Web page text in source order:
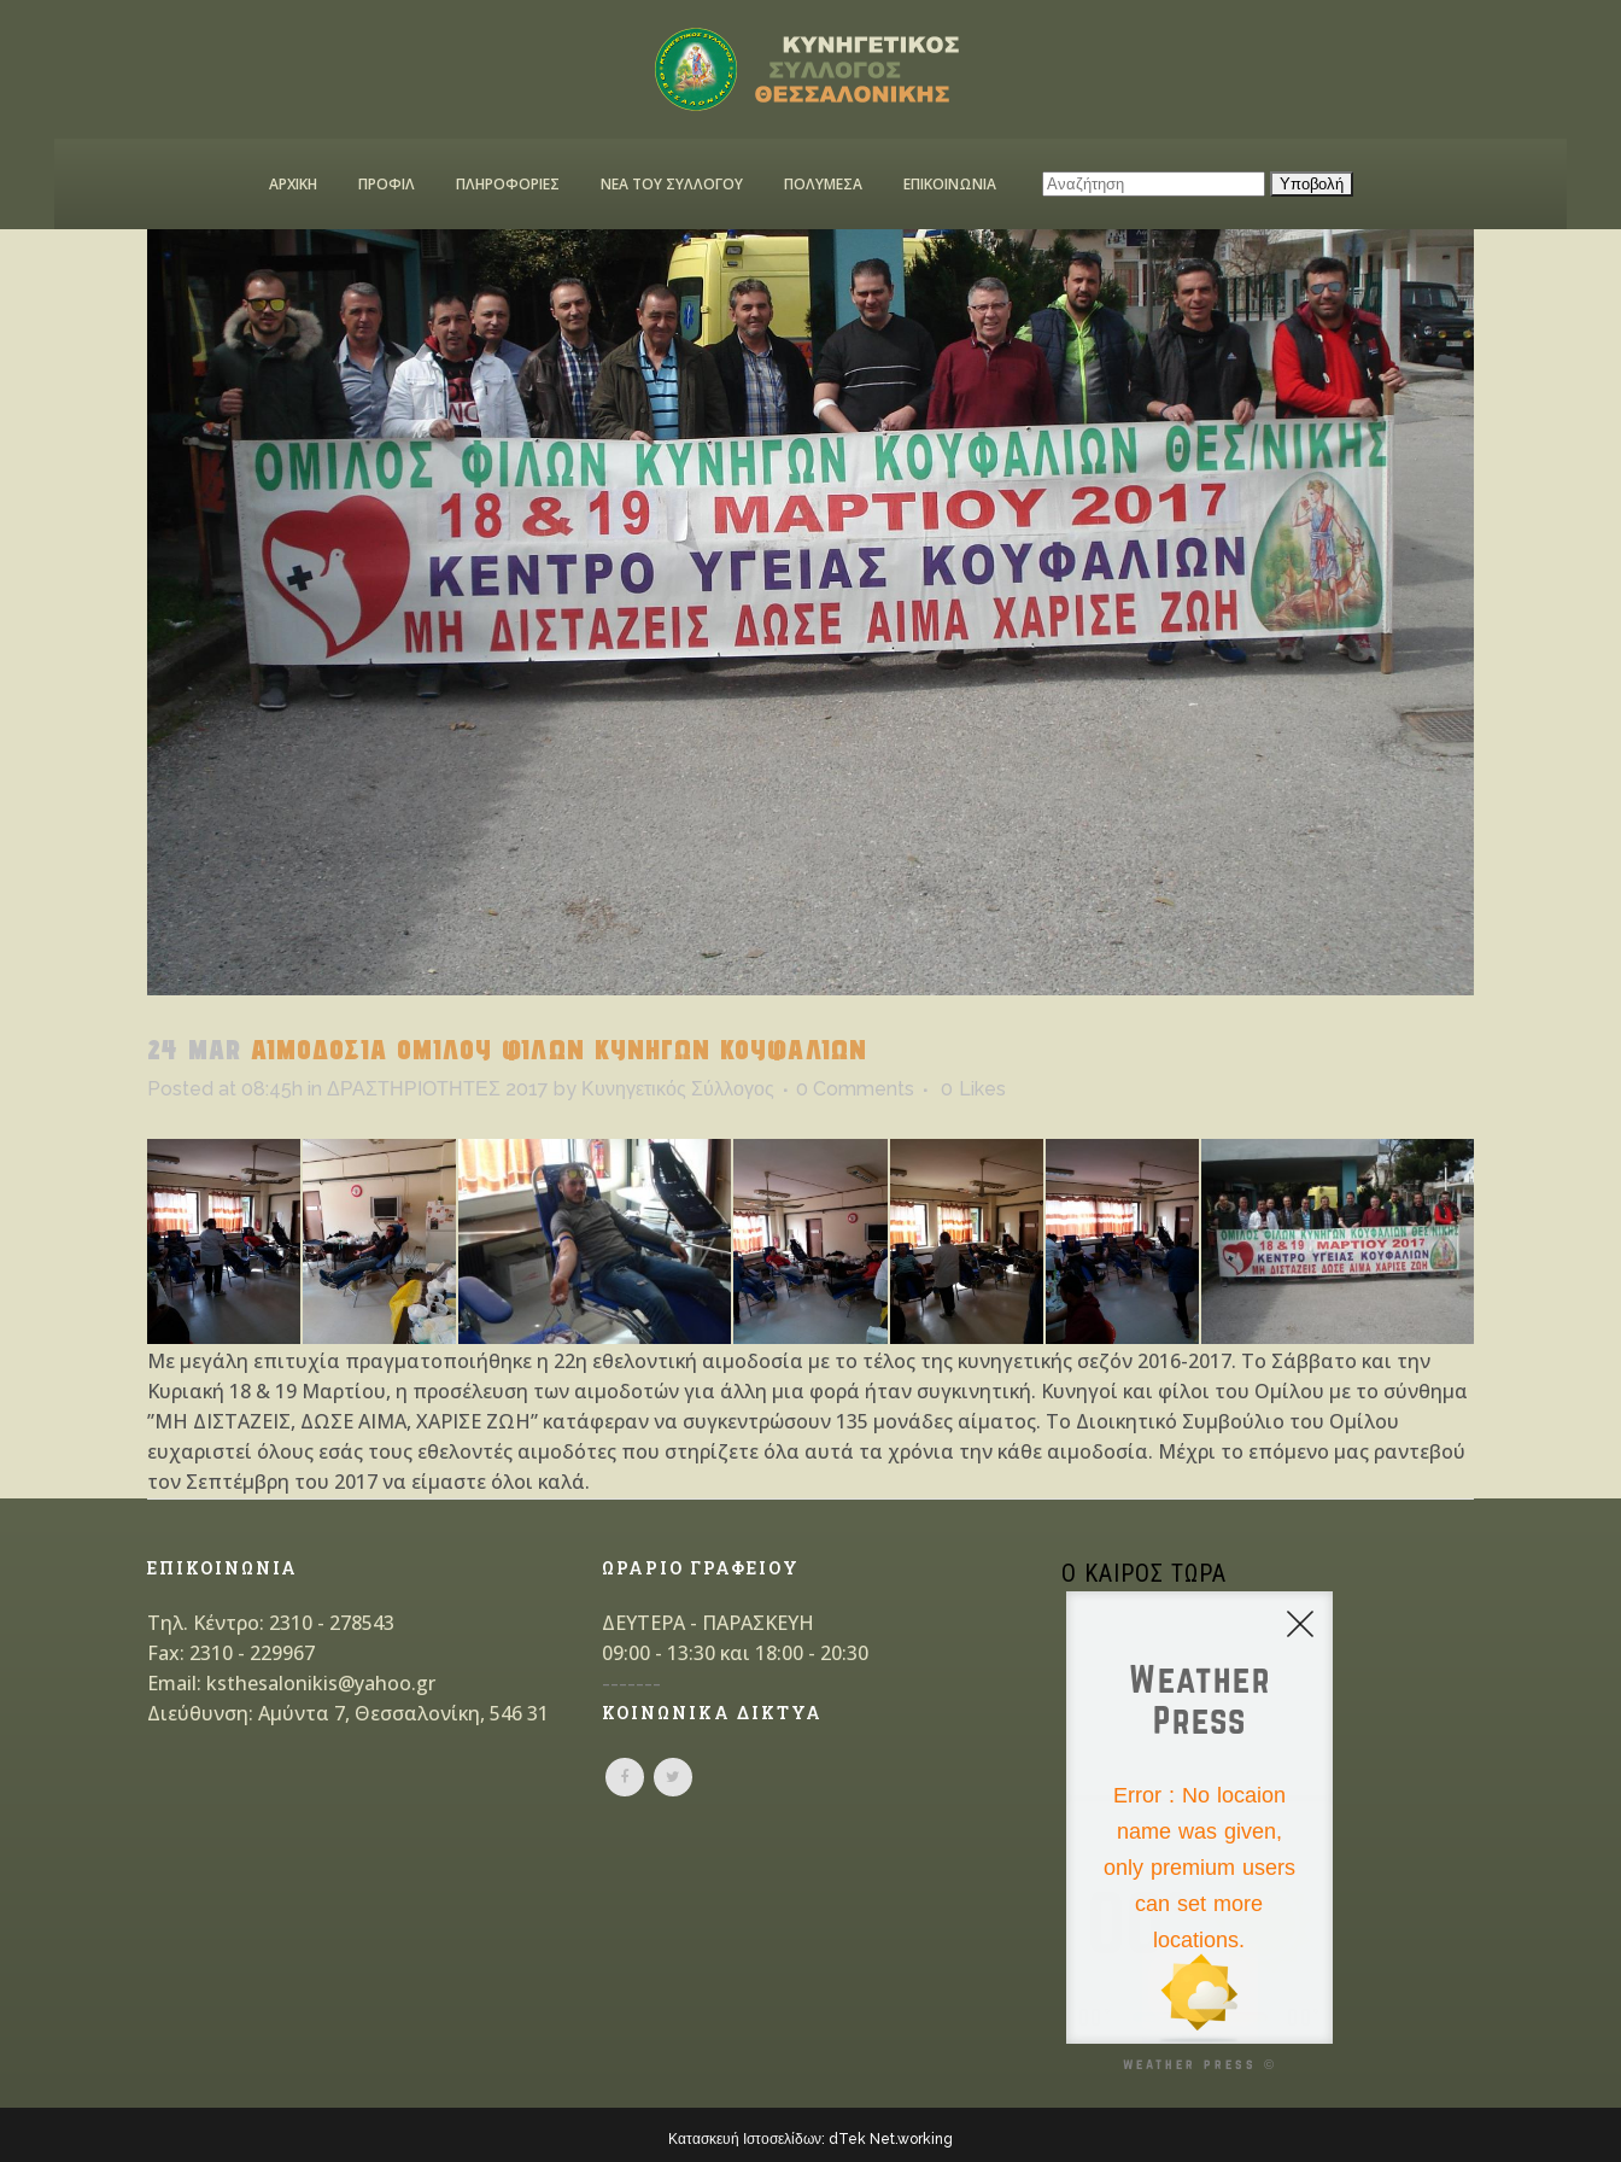
ΑΡΧΙΚΗ ΠΡΟΦΙΛ ΠΛΗΡΟΦΟΡΙΕΣ ΝΕΑ ΤΟΥ ΣΥΛΛΟΓΟΥ ΠΟΛΥΜΕΣΑ ΕΠΙΚΟΙΝΩΝΙΑ
24 MAR ΑΙΜΟΔΟΣΙΑ ΟΜΙΛΟΥ ΦΙΛΩΝ ΚΥΝΗΓΩΝ ΚΟΥΦΑΛΙΩΝ
Posted at 08:45h in ΔΡΑΣΤΗΡΙΟΤΗΤΕΣ 2017 by Κυνηγετικός Σύλλογος 0 Comments 0 Likes
Με μεγάλη επιτυχία πραγματοποιήθηκε η 22η εθελοντική αιμοδοσία με τo τέλος της κυνηγετικής σεζόν 2016-2017. Το Σάββατο και την
Κυριακή 18 & 19 Μαρτίου, η προσέλευση των αιμοδοτών για άλλη μια φορά ήταν συγκινητική. Κυνηγοί και φίλοι του Ομίλου με το σύνθημα
”ΜΗ ΔΙΣΤΑΖΕΙΣ, ΔΩΣΕ ΑΙΜΑ, ΧΑΡΙΣΕ ΖΩΗ” κατάφεραν να συγκεντρώσουν 135 μονάδες αίματος. Το Διοικητικό Συμβούλιο του Ομίλου
ευχαριστεί όλους εσάς τους εθελοντές αιμοδότες που στηρίζετε όλα αυτά τα χρόνια την κάθε αιμοδοσία. Μέχρι το επόμενο μας ραντεβού
τον Σεπτέμβρη του 2017 να είμαστε όλοι καλά.
ΕΠΙΚΟΙΝΩΝΙΑ
Τηλ. Κέντρο: 2310 - 278543
Fax: 2310 - 229967
Email: ksthesalonikis@yahoo.gr
Διεύθυνση: Αμύντα 7, Θεσσαλονίκη, 546 31
ΩΡΑΡΙΟ ΓΡΑΦΕΙΟΥ
ΔΕΥΤΕΡΑ - ΠΑΡΑΣΚΕΥΗ
09:00 - 13:30 και 18:00 - 20:30
-------
ΚΟΙΝΩΝΙΚΑ ΔΙΚΤΥΑ
Ο ΚΑΙΡΟΣ ΤΩΡΑ
Weather
Press
Error : No locaion
name was given,
only premium users
can set more
locations.
Thursday the 6th
00°
weather press ©
Κατασκευή Ιστοσελίδων: dTek Net.working